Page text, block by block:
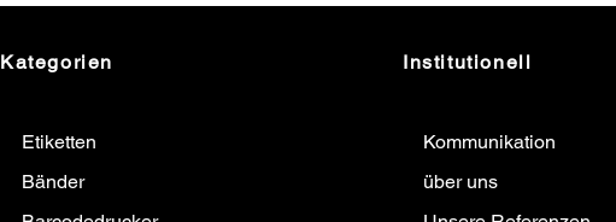
Kategorien
Etiketten
Bänder
Institutionell
Kommunikation
über uns